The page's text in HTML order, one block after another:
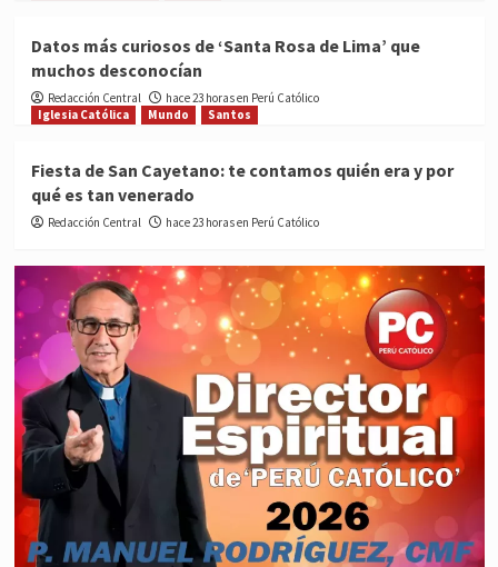
Datos más curiosos de ‘Santa Rosa de Lima’ que
muchos desconocían
Redacción Central
hace 23 horas en Perú Católico
Iglesia Católica
Mundo Santos
Fiesta de San Cayetano: te contamos quién era y por
qué es tan venerado
Redacción Central hace 23 horas en Perú Católico